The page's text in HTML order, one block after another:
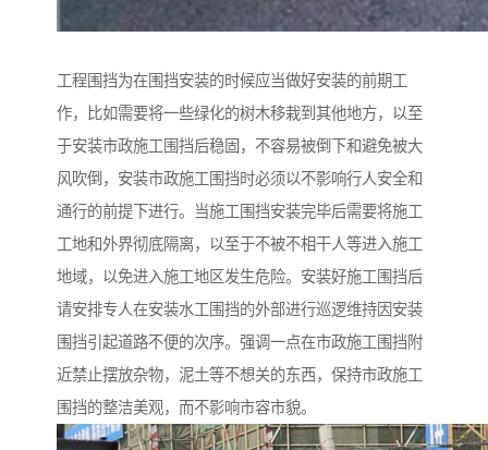
工程围挡为在围挡安装的时候应当做好安装的前期工
作，比如需要将一些绿化的树木移栽到其他地方，以至
于安装市政施工围挡后稳固，不容易被倒下和避免被大
风吹倒，安装市政施工围挡时必须以不影响行人安全和
通行的前提下进行。当施工围挡安装完毕后需要将施工
工地和外界彻底隔离，以至于不被不相干人等进入施工
地域，以免进入施工地区发生危险。安装好施工围挡后
请安排专人在安装水工围挡的外部进行巡逻维持因安装
围挡引起道路不便的次序。强调一点在市政施工围挡附
近禁止摆放杂物，泥土等不想关的东西，保持市政施工
围挡的整洁美观，而不影响市容市貌。